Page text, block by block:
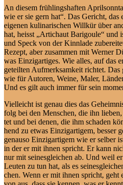
An die­sem früh­lings­haf­ten
wie er sie gern hat“. Das Ge­richt,
ei­ge­nen ku­li­na­ri­schen Will­kür über
hat, heisst „Ar­tich­aut Ba­ri­goule“ und
und Speck von der Kinn­la­de
Re­zept, aber zu­sam­men mit Wer­ner
was Ein­zig­ar­ti­ges. Wie al­les, auf das
ge­teil­ten Auf­merk­sam­keit rich­tet. Das
wie für Au­toren, Wei­ne, Ma­ler,
Und es gilt auch im­mer für sein
Viel­leicht ist ge­nau dies das
folg bei den Men­schen, die ihn
tet und bei de­nen, die ihm scha­den
hend zu et­was Ein­zig­ar­ti­gem, bes­ser
ge­nau­so Ein­zig­ar­ti­gem wie er sel­ber
in der er mit ih­nen spricht. Er kann
nur mit sei­nes­glei­chen ab. Und weil
Leu­ten zu tun hat, als es
chen. Wenn er mit ih­nen spricht, geht